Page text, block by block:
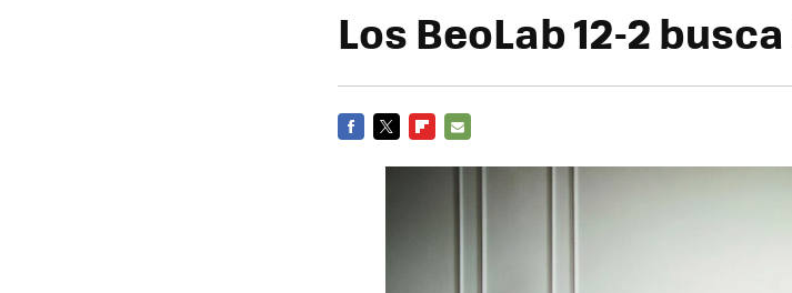
Los BeoLab 12-2